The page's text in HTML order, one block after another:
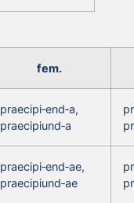
fem.
praecipi‑end‑a,
praecipiund‑a
praecipi‑end‑ae,
praecipiund‑ae